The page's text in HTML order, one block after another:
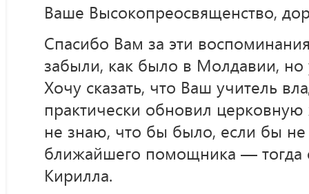
Ваше Высокопреосвященство,
Спасибо Вам за эти
забыли, как было в Молдавии, но
Хочу сказать, что Ваш учитель
практически обновил
не знаю, что бы было, если бы
ближайшего помощника — тогда
Кирилла.